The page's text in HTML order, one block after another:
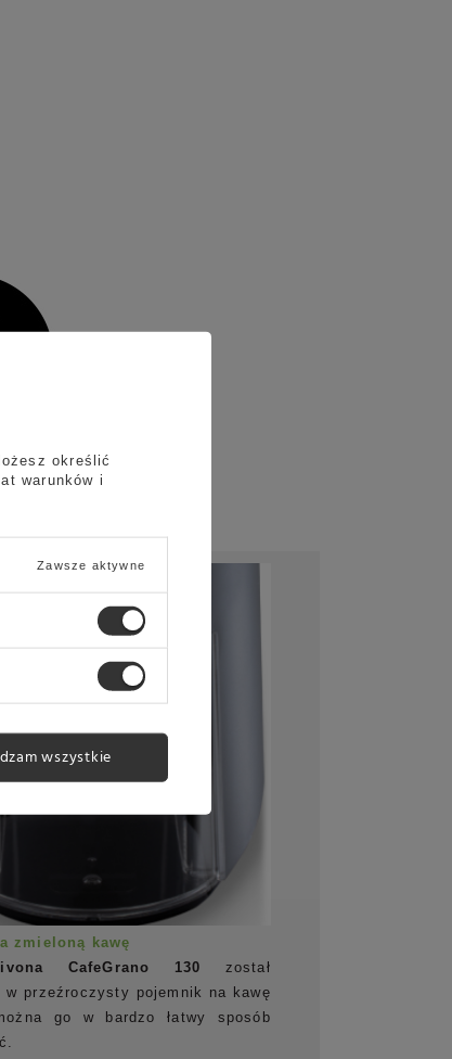
zmieloną kawę
CafeGrano 130 został
w przeźroczysty pojemnik na kawę
go w bardzo łatwy sposób
określić
warunków i
Zawsze aktywne
wszystkie